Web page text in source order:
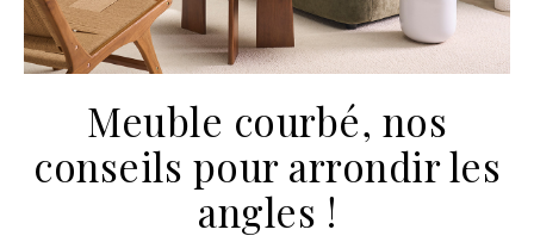
Meuble courbé, nos
conseils pour arrondir les
angles !